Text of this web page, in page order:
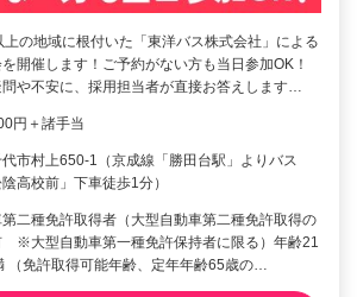
の地域に根付いた「東洋バス株式会社」による
開催します！ご予約がない方も当日参加OK！
問や不安に、採用担当者が直接お答えします…
円＋諸手当
市村上650-1（京成線「勝田台駅」よりバス
陰高校前」下車徒歩1分）
二種免許取得者（大型自動車第二種免許取得の
※大型自動車第一種免許保持者に限る）年齢21
（免許取得可能年齢、定年年齢65歳の…